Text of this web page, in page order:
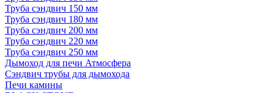
Труба сэндвич 150 мм
Труба сэндвич 180 мм
Труба сэндвич 200 мм
Труба сэндвич 220 мм
Труба сэндвич 250 мм
Дымоход для печи Атмосфера
Сэндвич трубы для дымохода
Печи камины